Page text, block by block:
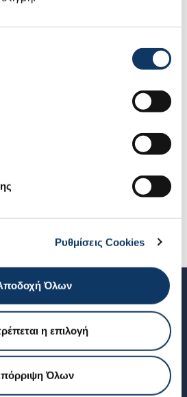
Ρυθμίσεις Cookies
Όλων
η επιλογή
Όλων
και άσκοπου
βέλτιστο δυνατό αποτέλεσμα!
πριν τα εφαρμόσετε,
σας.
μας για να ενημερώνεστε για όλα τα